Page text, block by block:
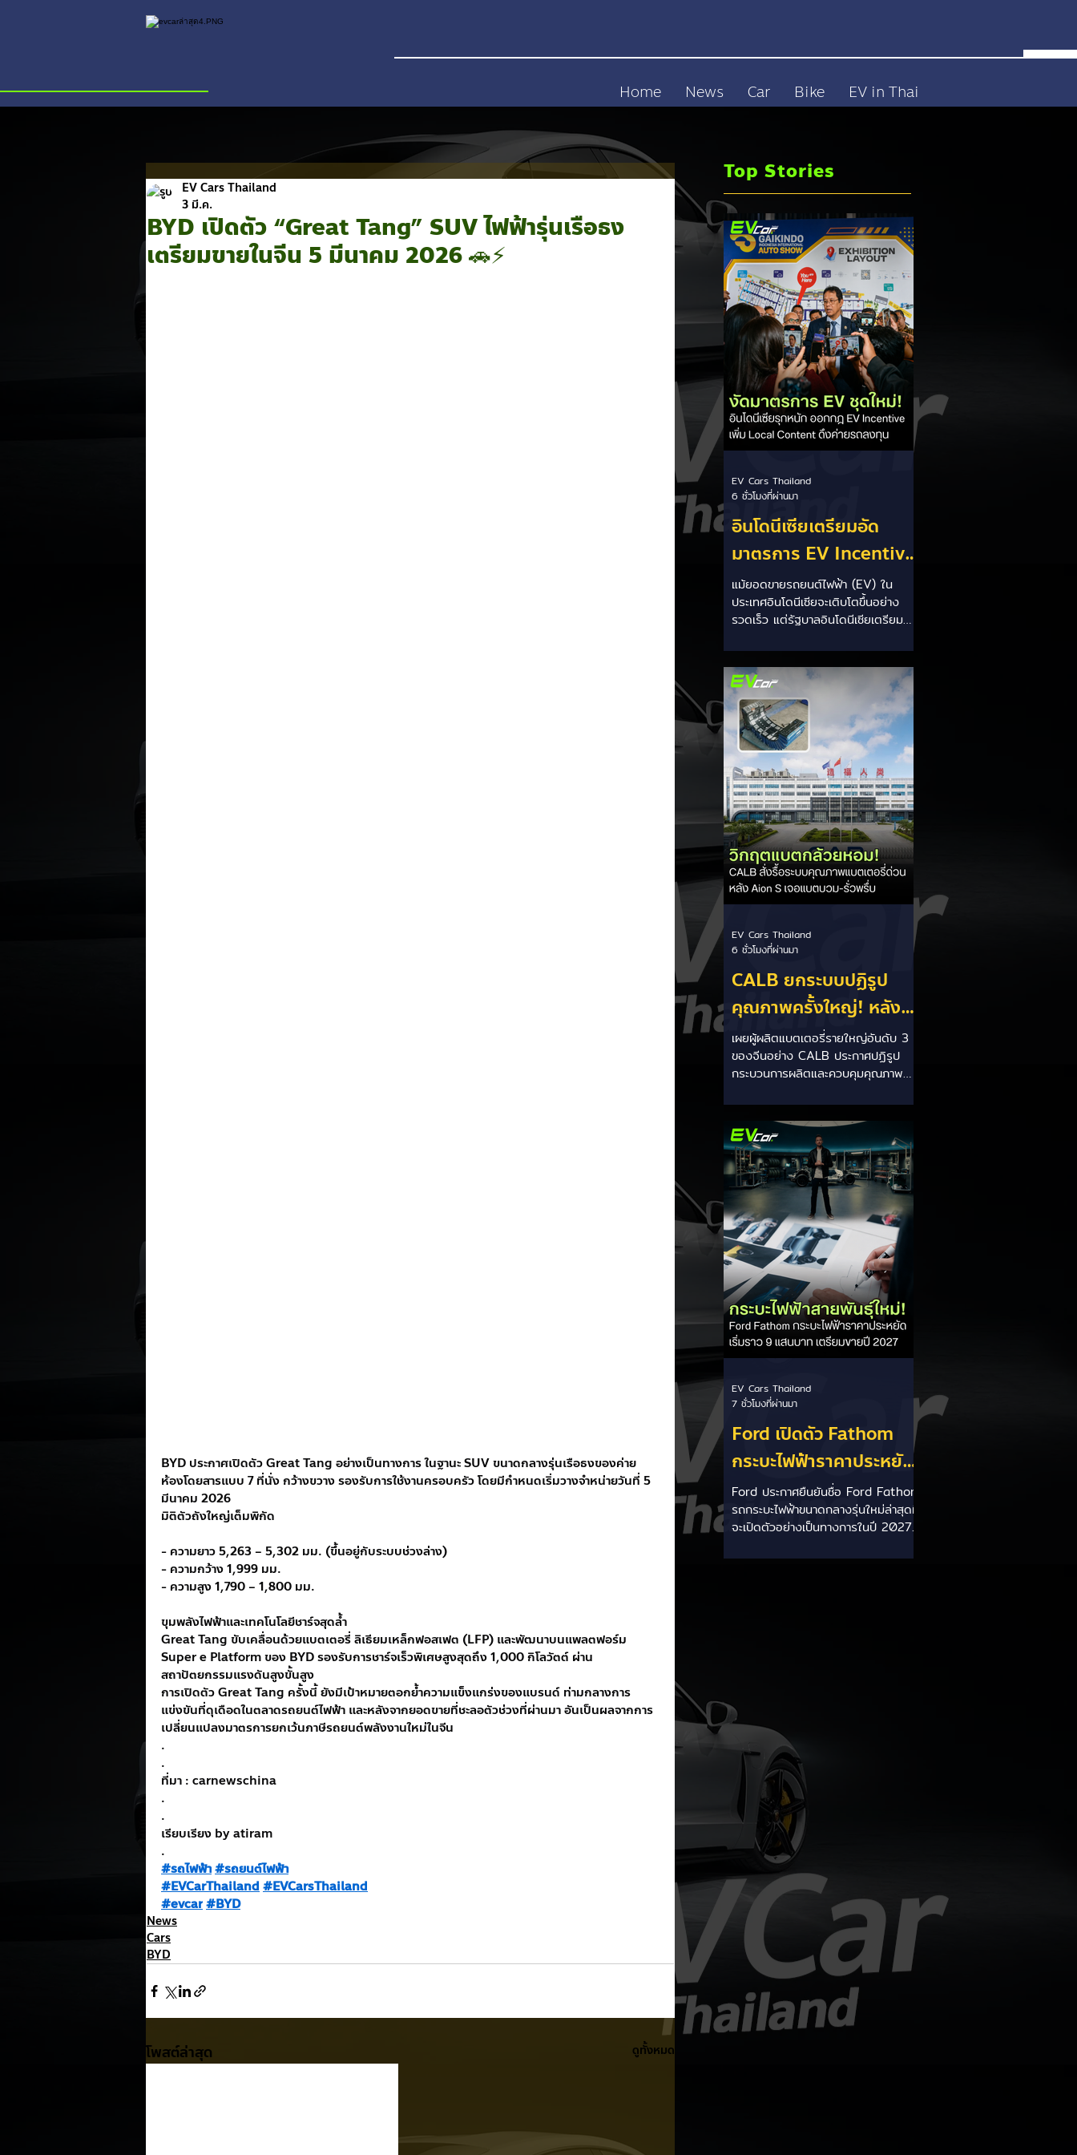
Home News Car Bike EV in Thai
BYD เปิดตัว “Great Tang” SUV ไฟฟ้ารุ่นเรือธง
เตรียมขายในจีน 5 มีนาคม 2026 🚗⚡️
EV Cars Thailand
3 มี.ค.
BYD ประกาศเปิดตัว Great Tang อย่างเป็นทางการ ในฐานะ SUV ขนาดกลางรุ่นเรือธงของค่าย
ห้องโดยสารแบบ 7 ที่นั่ง กว้างขวาง รองรับการใช้งานครอบครัว โดยมีกำหนดเริ่มวางจำหน่ายวันที่ 5
มีนาคม 2026
มิติตัวถังใหญ่เต็มพิกัด
- ความยาว 5,263 – 5,302 มม. (ขึ้นอยู่กับระบบช่วงล่าง)
- ความกว้าง 1,999 มม.
- ความสูง 1,790 – 1,800 มม.
ขุมพลังไฟฟ้าและเทคโนโลยีชาร์จสุดล้ำ
Great Tang ขับเคลื่อนด้วยแบตเตอรี่ ลิเธียมเหล็กฟอสเฟต (LFP) และพัฒนาบนแพลตฟอร์ม
Super e Platform ของ BYD รองรับการชาร์จเร็วพิเศษสูงสุดถึง 1,000 กิโลวัตต์ ผ่าน
สถาปัตยกรรมแรงดันสูงขั้นสูง
การเปิดตัว Great Tang ครั้งนี้ ยังมีเป้าหมายตอกย้ำความแข็งแกร่งของแบรนด์ ท่ามกลางการ
แข่งขันที่ดุเดือดในตลาดรถยนต์ไฟฟ้า และหลังจากยอดขายที่ชะลอตัวช่วงที่ผ่านมา อันเป็นผลจากการ
เปลี่ยนแปลงมาตรการยกเว้นภาษีรถยนต์พลังงานใหม่ในจีน
.
.
ที่มา : carnewschina
.
.
เรียบเรียง by atiram
.
#รถไฟฟ้า#รถยนต์ไฟฟ้า
#EVCarThailand#EVCarsThailand
#evcar#BYD
News
Cars
BYD
โพสต์ล่าสุด ดูทั้งหมด
Top Stories
อินโดนีเซียเตรียมอัด
มาตรการ EV Incentive
ชุดใหม่! บีบตั้งโรงงานและ
เพิ่ม Local Content ชิง
แม้ยอดขายรถยนต์ไฟฟ้า (EV) ใน
ประเทศอินโดนีเซียจะเติบโตขึ้นอย่าง
รวดเร็ว แต่รัฐบาลอินโดนีเซียเตรียม
มาตรการจูงใจ (EV Incentive) ชุด
ใหม่ เพื่อเปลี่ยนผ่านจากการเป็นเพียง
"ตลาดผู้ซื้อ" ไปสู่การเป็น "ฐานการผลิต
หลักในภูมิภาคอาเซียน" ช้าไม่ได้เพื่อเร่ง
เปิดศึกแข่งกับประเทศไทย ยกระดับสู่
เฟสโรงงาน: เปลี่ยนจุดโฟกัสจากการ
อุดหนุนยอดขาย นำเข้า CBU มา
เป็นการดึงดูดค่ายรถให้เข้ามาลงทุนตั้ง
โรงงานผลิตในประเทศจริง ชูกฎเหล็ก
Local Content: กำหนดสัดส่วนการใช้
ชิ้นส่วนและวัตถ
EV Cars Thailand
6 ชั่วโมงที่ผ่านมา
CALB ยกระบบปฏิรูป
คุณภาพครั้งใหญ่! หลัง
เกิดวิกฤต "แบตเตอรี่
กล้วยหอม" บวมพองในรถ
EV ของ GAC Aion
เผยผู้ผลิตแบตเตอรี่รายใหญ่อันดับ 3
ของจีนอย่าง CALB ประกาศปฏิรูป
กระบวนการผลิตและควบคุมคุณภาพ
ปัญหากรณีเซลล์แบตเตอรี่ LFP ขนาด
177 Ah บวมพองจนมีรูปทรงงอคล้าย
กล้วยหอม (Banana Battery) ส่งผล
ให้รถยนต์ไฟฟ้า GAC Aion S ที่ใช้งาน
เชิงพาณิชย์ (เช่น แท็กซี่ และ Ride-
hailing) เกิดอาการแบตเตอรี่บวม น้ำ
ยาอิเล็กโทรไลต์รั่วซึม และพลังงานดับ
กะทันหัน ซึ่งกระทบรถยนต์ในจีนกว่า
213,000 คัน วิกฤตแบตเตอรี่กล้วย
หอม: ปัญหาเกิดขึ้นกับเซลล์ LFP ของ
CALB ในรถ Aion S ที่ใช
EV Cars Thailand
6 ชั่วโมงที่ผ่านมา
Ford เปิดตัว Fathom
กระบะไฟฟ้าราคาประหยัด
เริ่มไม่ถึง 1 ล้านบาท
เตรียมขายปี 2027 ท้าชน
Ford ประกาศยืนยันชื่อ Ford Fathom
รถกระบะไฟฟ้าขนาดกลางรุ่นใหม่ล่าสุดที่
จะเปิดตัวอย่างเป็นทางการในปี 2027
ดอลลาร์สหรัฐ (ประมาณ 9.92 แสน
นิยามใหม่ให้รถกระบะไฟฟ้าที่ราคา
ย่อมเยา แพลตฟอร์มใหม่เน้นลดต้นทุน:
พัฒนาบน For
EV Cars Thailand
7 ชั่วโมงที่ผ่านมา